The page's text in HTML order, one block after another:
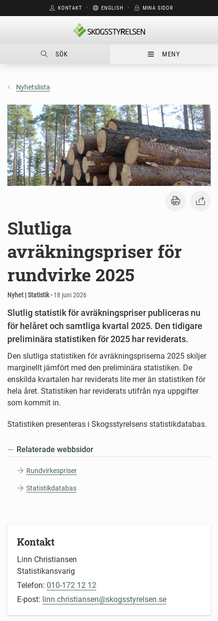
KONTAKT ⋅ ENGLISH ⋅ MINA SIDOR
SÖK MENY
Nyhetslista
Slutliga
avräkningspriser för
rundvirke 2025
Nyhet | Statistik -18 juni 2026
Slutlig statistik för avräkningspriser publiceras nu
för helåret och samtliga kvartal 2025. Den tidigare
preliminära statistiken för 2025 har reviderats.
Den slutliga statistiken för avräkningspriserna 2025 skiljer
marginellt jämfört med den preliminära statistiken. De
enskilda kvartalen har reviderats lite mer än statistiken för
hela året. Statistiken har reviderats utifrån nya uppgifter
som kommit in.
Statistiken presenteras i Skogsstyrelsens statistikdatabas.
Relaterade webbsidor
Rundvirkespriser
Statistikdatabas
Kontakt
Linn Christiansen
Statistikansvarig
Telefon: 010-172 12 12
E-post: linn.christiansen@skogsstyrelsen.se